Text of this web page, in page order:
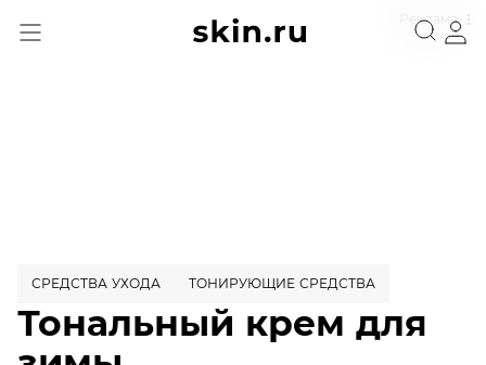
Реклама
СРЕДСТВА УХОДА ТОНИРУЮЩИЕ СРЕДСТВА
Тональный крем для